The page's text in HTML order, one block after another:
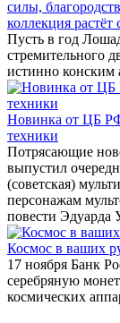
силы,
коллекция
Пусть в год
стремительного
истинно конским
Новинка от ЦБ
техники
Потрясающие
выпустил
(советская)
персонажам
повести Эдуарда
Космос в ваших
17 ноября Банк
серебряную
космических